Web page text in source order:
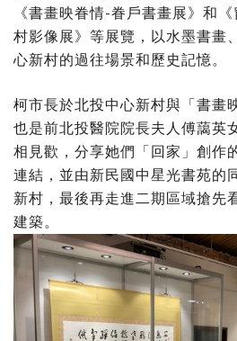
《書畫映眷情-眷戶書畫展》和
村影像展》等展覽，以水墨書畫
心新村的過往場景和歷史記憶。
柯市長於北投中心新村與「書畫
也是前北投醫院院長夫人傅藹英
相見歡，分享她們「回家」創作
連結，並由新民國中星光書苑的
新村，最後再走進二期區域搶先
建築。